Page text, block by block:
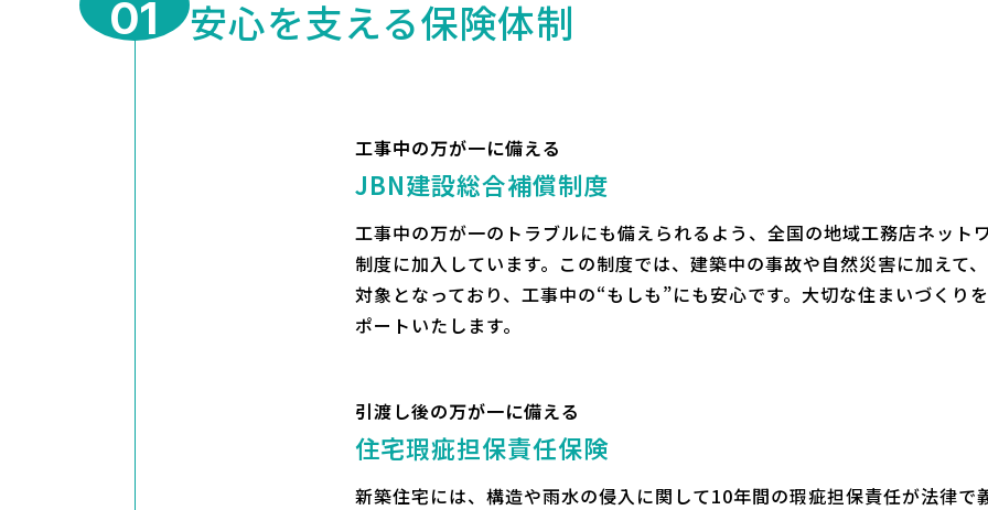
01 安心を支える保険体制
工事中の万が一に備える
JBN建設総合補償制度
工事中の万が一のトラブルにも備えられるよう、全国の地域工務店ネット
制度に加入しています。この制度では、建築中の事故や自然災害に加えて
対象となっており、工事中の“もしも”にも安心です。大切な住まいづくり
ポートいたします。
引渡し後の万が一に備える
住宅瑕疵担保責任保険
新築住宅には、構造や雨水の侵入に関して10年間の瑕疵担保責任が法律で